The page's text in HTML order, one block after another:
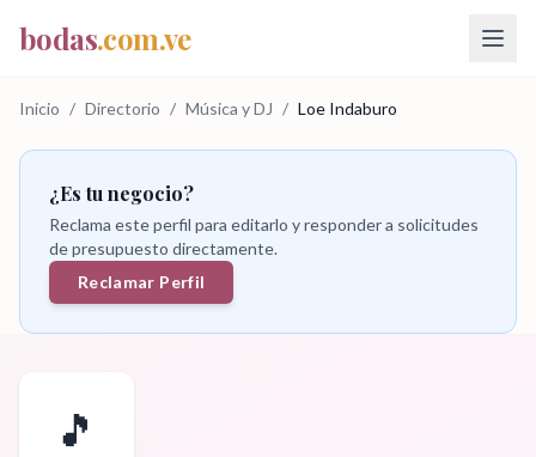
bodas.com.ve
Inicio / Directorio / Música y DJ / Loe Indaburo
¿Es tu negocio?
Reclama este perfil para editarlo y responder a solicitudes
de presupuesto directamente.
Reclamar Perfil
🎵